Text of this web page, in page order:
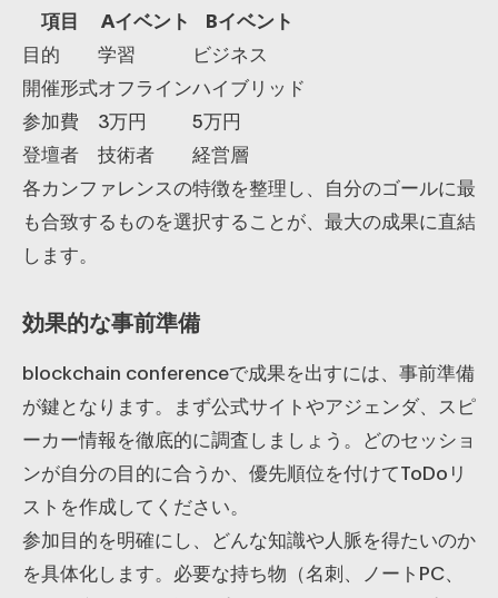
項目
Aイベント
Bイベント
目的
学習
ビジネス
開催形式オフラインハイブリッド
参加費
3万円
5万円
登壇者
技術者
経営層
各カンファレンスの特徴を整理し、自分のゴールに最
も合致するものを選択することが、最大の成果に直結
します。
効果的な事前準備
blockchain conferenceで成果を出すには、事前準備
が鍵となります。まず公式サイトやアジェンダ、スピ
ーカー情報を徹底的に調査しましょう。どのセッショ
ンが自分の目的に合うか、優先順位を付けてToDoリ
ストを作成してください。
参加目的を明確にし、どんな知識や人脈を得たいのか
を具体化します。必要な持ち物（名刺、ノートPC、